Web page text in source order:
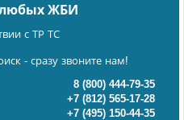
ЖБИ
с ТР ТС
- сразу звоните нам!
8 (800) 444-79-35
+7 (812) 565-17-28
+7 (495) 150-44-35